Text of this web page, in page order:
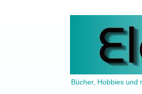
Bücher, Hobbies und